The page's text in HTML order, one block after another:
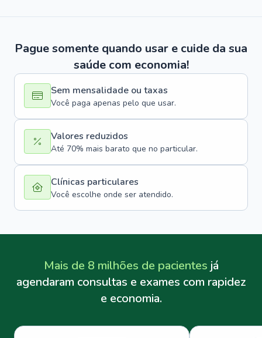
Pague somente quando usar e cuide da sua
saúde com economia!
Sem mensalidade ou taxas
Você paga apenas pelo que usar.
Valores reduzidos
Até 70% mais barato que no particular.
Clínicas particulares
Você escolhe onde ser atendido.
Mais de 8 milhões de pacientes já
agendaram consultas e exames com rapidez
e economia.